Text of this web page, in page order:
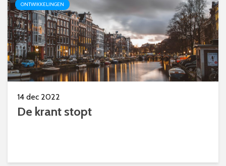
ONTWIKKELINGEN
14 dec 2022
De krant stopt